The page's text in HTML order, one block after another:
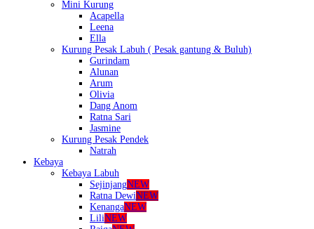
Mini Kurung
Acapella
Leena
Ella
Kurung Pesak Labuh ( Pesak gantung & Buluh)
Gurindam
Alunan
Arum
Olivia
Dang Anom
Ratna Sari
Jasmine
Kurung Pesak Pendek
Natrah
Kebaya
Kebaya Labuh
SejinjangNEW
Ratna DewiNEW
KenangaNEW
LiliNEW